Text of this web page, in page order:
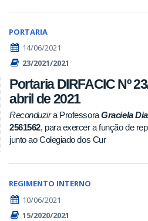
PORTARIA
14/06/2021
23/2021/2021
Portaria DIRFACIC Nº
abril de 2021
Reconduzira ProfessoraGraciela
2561562, para exercer a função de
junto ao Colegiado dos Cur
REGIMENTO INTERNO
10/06/2021
15/2020/2021